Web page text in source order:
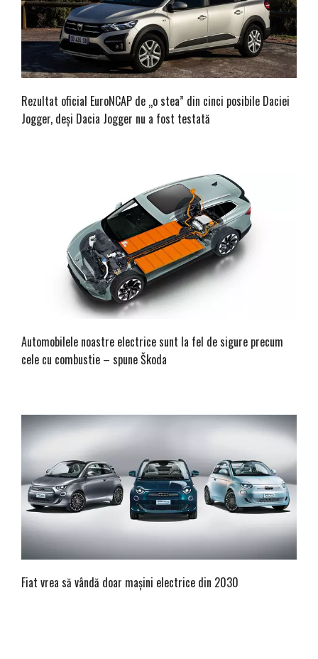
Rezultat oficial EuroNCAP de „o stea” din cinci posibile Daciei
Jogger, deși Dacia Jogger nu a fost testată
Automobilele noastre electrice sunt la fel de sigure precum
cele cu combustie – spune Škoda
Fiat vrea să vândă doar mașini electrice din 2030